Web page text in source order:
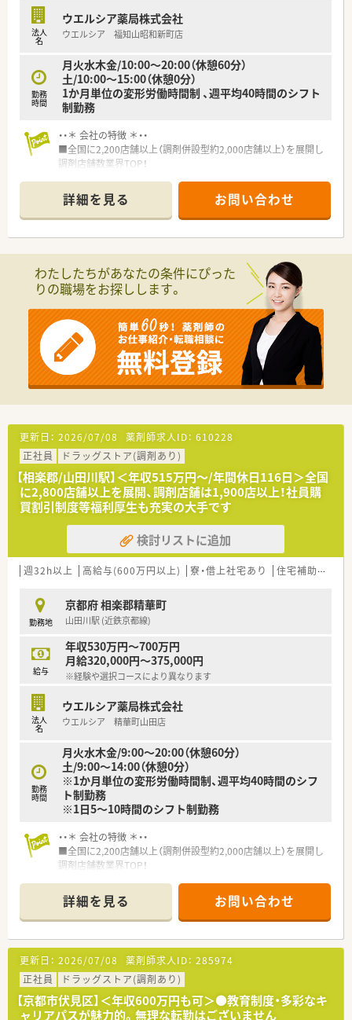
ベートの時間もしっかりと確保したい方にぴったりの職場で
す。
【こんな方が活躍中】
■ご自身の家庭やプライベートの時間を大切にしながら、仕事と
両立させて充実した毎日を送っている方が多数在籍していま
す。
対して質の高い医療サービスを提供している方が活躍中です。
■将来的なステップアップを見据え、マネジメントスキルを磨き
ながら店舗運営に深く関わっている方が活躍しています。
法人
名
ウエルシア薬局株式会社
ウエルシア 福知山昭和新町店
勤務
時間
月火水木金/10:00～20:00（休憩60分）
土/10:00～15:00（休憩0分）
1か月単位の変形労働時間制 、週平均40時間のシフト
制勤務
・・＊ 会社の特徴 ＊・・
■全国に2,200店舗以上（調剤併設型約2,000店舗以上）を展開し
調剤店舗数業界TOP！
頑張り次第で高給与も可能！
■経験や勤務コースによりますが、経験の少ない方でも500万前
半スタートと業界TOP水準！
■職種や職域に合わせ、豊富な社内研修や外部組織と連携した研
■薬剤師が中心の会社だからこそ活躍できるキャリアパスが多
種多様に用意されています。
■店舗拡大に伴い、エリアマネジャーや営業部長等のマネジメン
■在宅や教育等の専門性を活かせるスペシャリストを目指すこ
とも可能です。
■その他にも、管理部門や商品部門等の本社スタッフなど活動領
域は多種多様です。
■在宅実施店舗は年々増加しており、在宅医療へもしっかりと関
わる事ができます。
■育児休暇は3歳まで取得が可能で、時短制度は小学5年生まで
■年間休日が120日とワークライフバランスが整っています
■日用品から常備薬まで、従業員割引制度など嬉しいメリットも
たくさんあります！
詳細を見る お問い合わせ
わたしたちがあなたの条件にぴった
りの職場をお探しします。
更新日： 2026/07/08 薬剤師求人ID： 610228
正社員
ドラッグストア(調剤あり)
【相楽郡/山田川駅】＜年収515万円～/年間休日116日＞全国
に2,800店舗以上を展開、調剤店舗は1,900店以上！社員購
買割引制度等福利厚生も充実の大手です
検討リストに追加
週32h以上 高給与(600万円以上) 寮・借上社宅あり 住宅補助(手当)あり
勤務地
京都府 相楽郡精華町
山田川駅 (近鉄京都線)
給与
年収530万円～700万円
月給320,000円～375,000円
※経験や選択コースにより異なります
法人
名
ウエルシア薬局株式会社
ウエルシア 精華町山田店
勤務
時間
月火水木金/9:00～20:00（休憩60分）
土/9:00～14:00（休憩0分）
※1か月単位の変形労働時間制、週平均40時間のシフ
ト制勤務
※1日5～10時間のシフト制勤務
・・＊ 会社の特徴 ＊・・
■全国に2,200店舗以上（調剤併設型約2,000店舗以上）を展開し
調剤店舗数業界TOP！
頑張り次第で高給与も可能！
■経験や勤務コースによりますが、経験の少ない方でも500万前
半スタートと業界TOP水準！
■職種や職域に合わせ、豊富な社内研修や外部組織と連携した研
修を用意されています
■薬剤師が中心の会社だからこそ活躍できるキャリアパスが多
種多様に用意されています。
■店舗拡大に伴い、エリアマネジャーや営業部長等のマネジメン
トのポジションも増えます。
詳細を見る お問い合わせ
更新日： 2026/07/08 薬剤師求人ID： 285974
正社員
ドラッグストア(調剤あり)
【京都市伏見区】＜年収600万円も可＞●教育制度・多彩なキ
ャリアパスが魅力的。無理な転勤はございません